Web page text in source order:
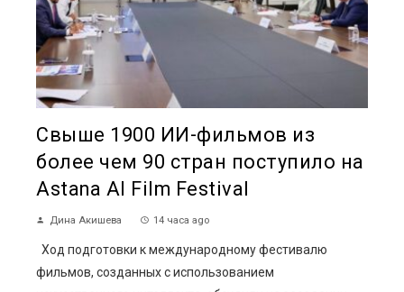
Свыше 1900 ИИ-фильмов из
более чем 90 стран поступило на
Astana AI Film Festival
Дина Акишева 14 часа ago
Ход подготовки к международному фестивалю
фильмов, созданных с использованием